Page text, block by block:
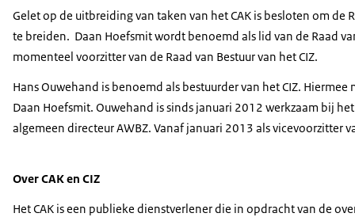
Gelet op de uitbreiding van taken van het CAK is besloten om de
te breiden. Daan Hoefsmit wordt benoemd als lid van de Raad
momenteel voorzitter van de Raad van Bestuur van het CIZ.
Hans Ouwehand is benoemd als bestuurder van het CIZ.
Daan Hoefsmit. Ouwehand is sinds januari 2012 werkzaam bij
algemeen directeur AWBZ. Vanaf januari 2013 als vicevoorzitter
Over CAK en CIZ
Het CAK is een publieke dienstverlener die in opdracht van de